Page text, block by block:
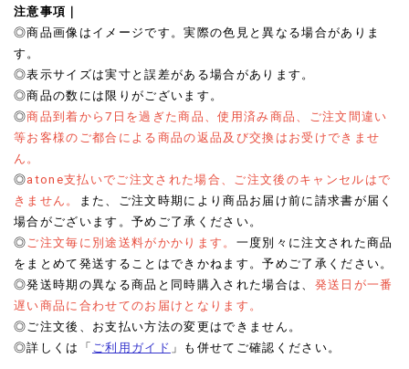
注意事項｜
◎商品画像はイメージです。実際の色見と異なる場合がありま
す。
◎表示サイズは実寸と誤差がある場合があります。
◎商品の数には限りがございます。
◎商品到着から7日を過ぎた商品、使用済み商品、ご注文間違い
等お客様のご都合による商品の返品及び交換はお受けできませ
ん。
◎atone支払いでご注文された場合、ご注文後のキャンセルはで
きません。
また、ご注文時期により商品お届け前に請求書が届く
場合がございます。予めご了承ください。
◎ご注文毎に別途送料がかかります。 一度別々に注文された商品
をまとめて発送することはできかねます。予めご了承ください。
◎発送時期の異なる商品と同時購入された場合は、 発送日が一番
遅い商品に合わせてのお届けとなります。
◎ご注文後、お支払い方法の変更はできません。
◎詳しくは「 ご利用ガイド 」も併せてご確認ください。